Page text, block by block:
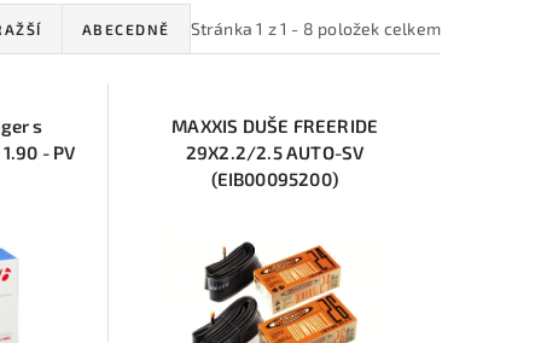
Stránka1 z1 - 8 položek celkem
ABECEDNĚ
s
- PV
MAXXIS DUŠE FREERIDE
29X2.2/2.5 AUTO-SV
(EIB00095200)